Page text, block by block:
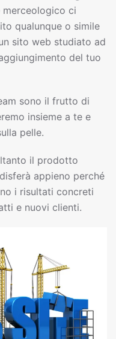
ci
qualunque o simile
sito web studiato ad
del tuo
sono il frutto di
insieme a te e
pelle.
il prodotto
appieno perché
i risultati concreti
e nuovi clienti.